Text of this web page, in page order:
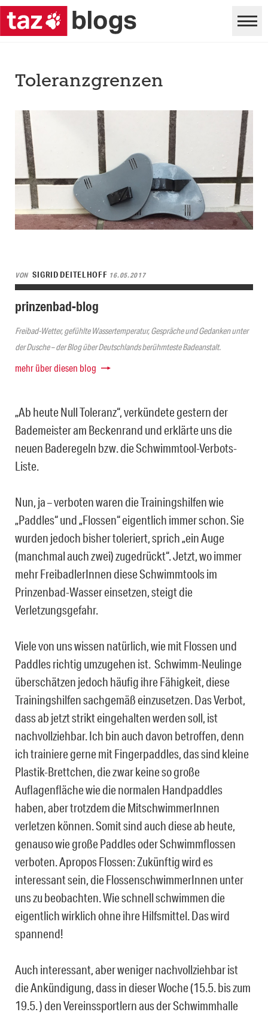
Toleranzgrenzen
VON SIGRID DEITELHOFF 16.05.2017
prinzenbad-blog
Freibad-Wetter, gefühlte Wassertemperatur, Gespräche und Gedanken unter
der Dusche – der Blog über Deutschlands berühmteste Badeanstalt.
mehr über diesen blog
„Ab heute Null Toleranz“, verkündete gestern der
Bademeister am Beckenrand und erklärte uns die
neuen Baderegeln bzw. die Schwimmtool-Verbots-
Liste.
Nun, ja – verboten waren die Trainingshilfen wie
„Paddles“ und „Flossen“ eigentlich immer schon. Sie
wurden jedoch bisher toleriert, sprich „ein Auge
(manchmal auch zwei) zugedrückt“. Jetzt, wo immer
mehr FreibadlerInnen diese Schwimmtools im
Prinzenbad-Wasser einsetzen, steigt die
Verletzungsgefahr.
Viele von uns wissen natürlich, wie mit Flossen und
Paddles richtig umzugehen ist. Schwimm-Neulinge
überschätzen jedoch häufig ihre Fähigkeit, diese
Trainingshilfen sachgemäß einzusetzen. Das Verbot,
dass ab jetzt strikt eingehalten werden soll, ist
nachvollziehbar. Ich bin auch davon betroffen, denn
ich trainiere gerne mit Fingerpaddles, das sind kleine
Plastik-Brettchen, die zwar keine so große
Auflagenfläche wie die normalen Handpaddles
haben, aber trotzdem die MitschwimmerInnen
verletzen können. Somit sind auch diese ab heute,
genauso wie große Paddles oder Schwimmflossen
verboten. Apropos Flossen: Zukünftig wird es
interessant sein, die FlossenschwimmerInnen unter
uns zu beobachten. Wie schnell schwimmen die
eigentlich wirklich ohne ihre Hilfsmittel. Das wird
spannend!
Auch interessant, aber weniger nachvollziehbar ist
die Ankündigung, dass in dieser Woche (15.5. bis zum
19.5. ) den Vereinssportlern aus der Schwimmhalle